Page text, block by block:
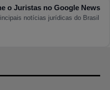
o Juristas no Google News
notícias jurídicas do Brasil